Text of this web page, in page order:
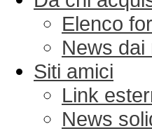
Elenco
News dai
Siti amici
Link
News